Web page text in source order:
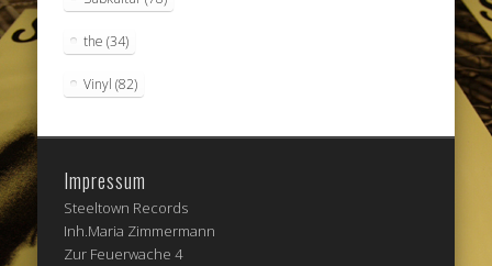
the (34)
Vinyl (82)
Impressum
Steeltown Records
Inh.Maria Zimmermann
Zur Feuerwache 4